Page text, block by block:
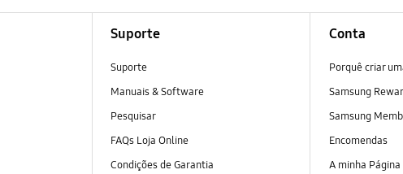
Suporte
Suporte
Manuais & Software
Pesquisar
FAQs Loja Online
Condições de Garantia
Conta
Porquê criar
Samsung
Samsung
Encomendas
A minha Página